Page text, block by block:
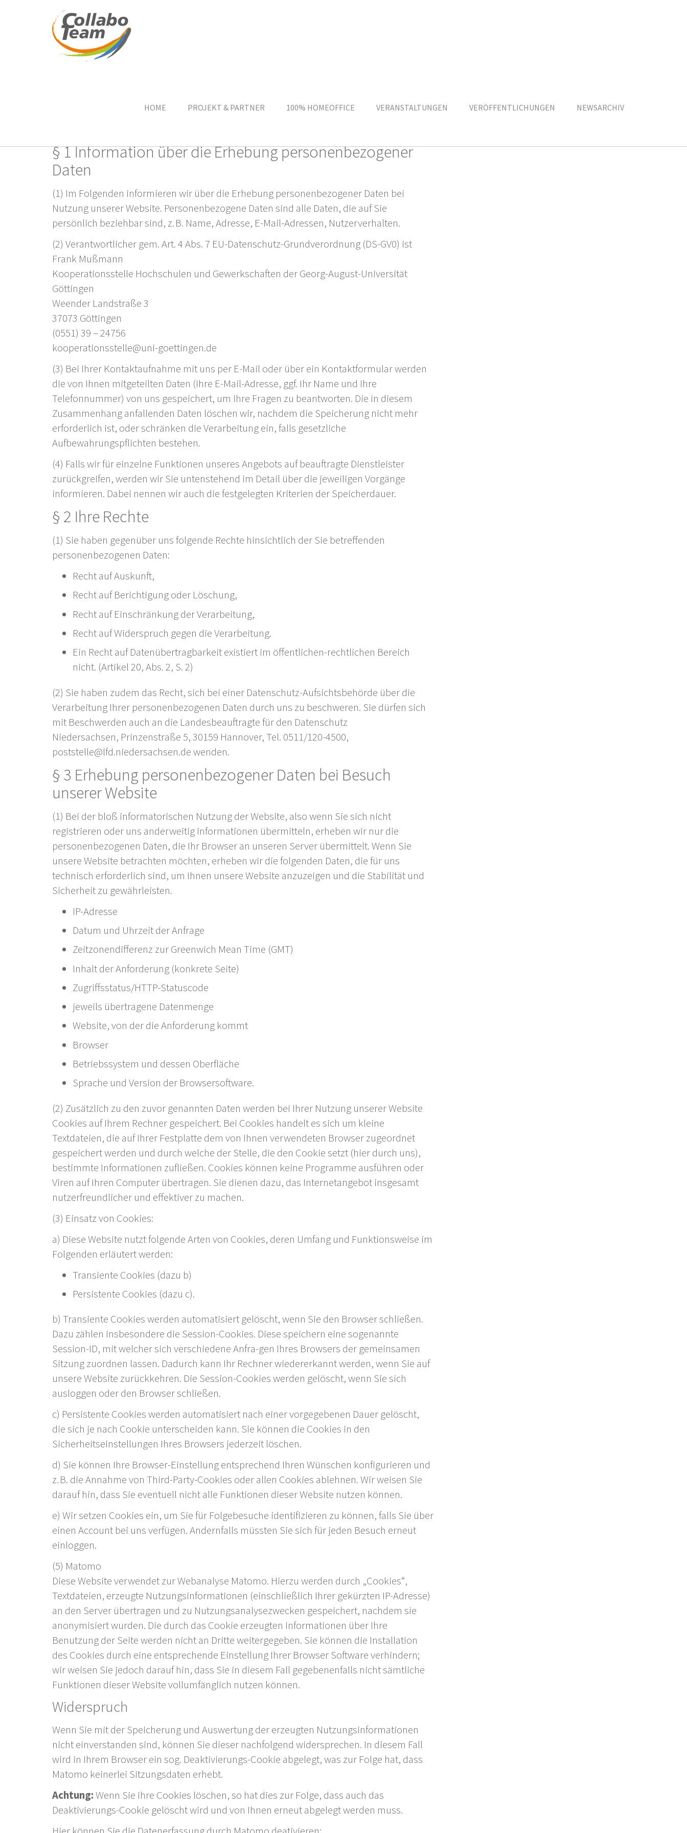
HOME PROJEKT & PARTNER 100% HOMEOFFICE VERANSTALTUNGEN VERÖFFENTLICHUNGEN NEWSARCHIV
§ 1 Information über die Erhebung personenbezogener
Daten
(1) Im Folgenden informieren wir über die Erhebung personenbezogener Daten bei
Nutzung unserer Website. Personenbezogene Daten sind alle Daten, die auf Sie
persönlich beziehbar sind, z. B. Name, Adresse, E-Mail-Adressen, Nutzerverhalten.
(2) Verantwortlicher gem. Art. 4 Abs. 7 EU-Datenschutz-Grundverordnung (DS-GV0) ist
Frank Mußmann
Kooperationsstelle Hochschulen und Gewerkschaften der Georg-August-Universität
Göttingen
Weender Landstraße 3
37073 Göttingen
(0551) 39 – 24756
kooperationsstelle@uni-goettingen.de
(3) Bei Ihrer Kontaktaufnahme mit uns per E-Mail oder über ein Kontaktformular werden
die von Ihnen mitgeteilten Daten (Ihre E-Mail-Adresse, ggf. Ihr Name und Ihre
Telefonnummer) von uns gespeichert, um Ihre Fragen zu beantworten. Die in diesem
Zusammenhang anfallenden Daten löschen wir, nachdem die Speicherung nicht mehr
erforderlich ist, oder schränken die Verarbeitung ein, falls gesetzliche
Aufbewahrungspflichten bestehen.
(4) Falls wir für einzelne Funktionen unseres Angebots auf beauftragte Dienstleister
zurückgreifen, werden wir Sie untenstehend im Detail über die jeweiligen Vorgänge
informieren. Dabei nennen wir auch die festgelegten Kriterien der Speicherdauer.
§ 2 Ihre Rechte
(1) Sie haben gegenüber uns folgende Rechte hinsichtlich der Sie betreffenden
personenbezogenen Daten:
Recht auf Auskunft,
Recht auf Berichtigung oder Löschung,
Recht auf Einschränkung der Verarbeitung,
Recht auf Widerspruch gegen die Verarbeitung.
Ein Recht auf Datenübertragbarkeit existiert im öffentlichen-rechtlichen Bereich
nicht. (Artikel 20, Abs. 2, S. 2)
(2) Sie haben zudem das Recht, sich bei einer Datenschutz-Aufsichtsbehörde über die
Verarbeitung Ihrer personenbezogenen Daten durch uns zu beschweren. Sie dürfen sich
mit Beschwerden auch an die Landesbeauftragte für den Datenschutz
Niedersachsen, Prinzenstraße 5, 30159 Hannover, Tel. 0511/120-4500,
poststelle@lfd.niedersachsen.de wenden.
§ 3 Erhebung personenbezogener Daten bei Besuch
unserer Website
(1) Bei der bloß informatorischen Nutzung der Website, also wenn Sie sich nicht
registrieren oder uns anderweitig Informationen übermitteln, erheben wir nur die
personenbezogenen Daten, die Ihr Browser an unseren Server übermittelt. Wenn Sie
unsere Website betrachten möchten, erheben wir die folgenden Daten, die für uns
technisch erforderlich sind, um Ihnen unsere Website anzuzeigen und die Stabilität und
Sicherheit zu gewährleisten.
IP-Adresse
Datum und Uhrzeit der Anfrage
Zeitzonendifferenz zur Greenwich Mean Time (GMT)
Inhalt der Anforderung (konkrete Seite)
Zugriffsstatus/HTTP-Statuscode
jeweils übertragene Datenmenge
Website, von der die Anforderung kommt
Browser
Betriebssystem und dessen Oberfläche
Sprache und Version der Browsersoftware.
(2) Zusätzlich zu den zuvor genannten Daten werden bei Ihrer Nutzung unserer Website
Cookies auf Ihrem Rechner gespeichert. Bei Cookies handelt es sich um kleine
Textdateien, die auf Ihrer Festplatte dem von Ihnen verwendeten Browser zugeordnet
gespeichert werden und durch welche der Stelle, die den Cookie setzt (hier durch uns),
bestimmte Informationen zufließen. Cookies können keine Programme ausführen oder
Viren auf Ihren Computer übertragen. Sie dienen dazu, das Internetangebot insgesamt
nutzerfreundlicher und effektiver zu machen.
(3) Einsatz von Cookies:
a) Diese Website nutzt folgende Arten von Cookies, deren Umfang und Funktionsweise im
Folgenden erläutert werden:
Transiente Cookies (dazu b)
Persistente Cookies (dazu c).
b) Transiente Cookies werden automatisiert gelöscht, wenn Sie den Browser schließen.
Dazu zählen insbesondere die Session-Cookies. Diese speichern eine sogenannte
Session-ID, mit welcher sich verschiedene Anfra-gen Ihres Browsers der gemeinsamen
Sitzung zuordnen lassen. Dadurch kann Ihr Rechner wiedererkannt werden, wenn Sie auf
unsere Website zurückkehren. Die Session-Cookies werden gelöscht, wenn Sie sich
ausloggen oder den Browser schließen.
c) Persistente Cookies werden automatisiert nach einer vorgegebenen Dauer gelöscht,
die sich je nach Cookie unterscheiden kann. Sie können die Cookies in den
Sicherheitseinstellungen Ihres Browsers jederzeit löschen.
d) Sie können Ihre Browser-Einstellung entsprechend Ihren Wünschen konfigurieren und
z. B. die Annahme von Third-Party-Cookies oder allen Cookies ablehnen. Wir weisen Sie
darauf hin, dass Sie eventuell nicht alle Funktionen dieser Website nutzen können.
e) Wir setzen Cookies ein, um Sie für Folgebesuche identifizieren zu können, falls Sie über
einen Account bei uns verfügen. Andernfalls müssten Sie sich für jeden Besuch erneut
einloggen.
(5) Matomo
Diese Website verwendet zur Webanalyse Matomo. Hierzu werden durch „Cookies“,
Textdateien, erzeugte Nutzungsinformationen (einschließlich Ihrer gekürzten IP-Adresse)
an den Server übertragen und zu Nutzungsanalysezwecken gespeichert, nachdem sie
anonymisiert wurden. Die durch das Cookie erzeugten Informationen über Ihre
Benutzung der Seite werden nicht an Dritte weitergegeben. Sie können die Installation
des Cookies durch eine entsprechende Einstellung Ihrer Browser Software verhindern;
wir weisen Sie jedoch darauf hin, dass Sie in diesem Fall gegebenenfalls nicht sämtliche
Funktionen dieser Website vollumfänglich nutzen können.
Widerspruch
Wenn Sie mit der Speicherung und Auswertung der erzeugten Nutzungsinformationen
nicht einverstanden sind, können Sie dieser nachfolgend widersprechen. In diesem Fall
wird in Ihrem Browser ein sog. Deaktivierungs-Cookie abgelegt, was zur Folge hat, dass
Matomo keinerlei Sitzungsdaten erhebt.
Achtung:Wenn Sie ihre Cookies löschen, so hat dies zur Folge, dass auch das
Deaktivierungs-Cookie gelöscht wird und von Ihnen erneut abgelegt werden muss.